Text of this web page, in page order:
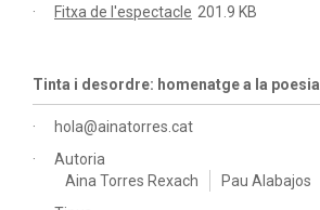
Fitxa de l'espectacle 201.9 KB
Tinta i desordre: homenatge a la poesia
hola@ainatorres.cat
Autoria
Aina Torres Rexach
Pau Alabajos